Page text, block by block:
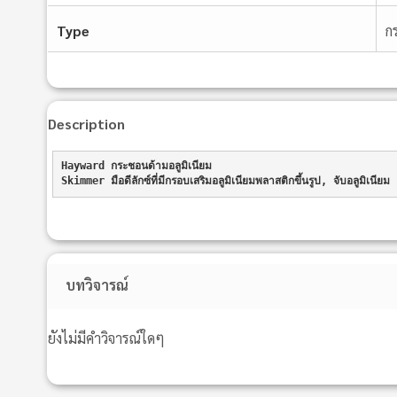
Type ก
Description
Hayward กระชอนด้ามอลูมิเนียม
Skimmer มือดีลักซ์ที่มีกรอบเสริมอลูมิเนียมพลาสติกขึ้นรูป, จับอลูมิเนียม
บทวิจารณ์
ยังไม่มีคำวิจารณ์ใดๆ